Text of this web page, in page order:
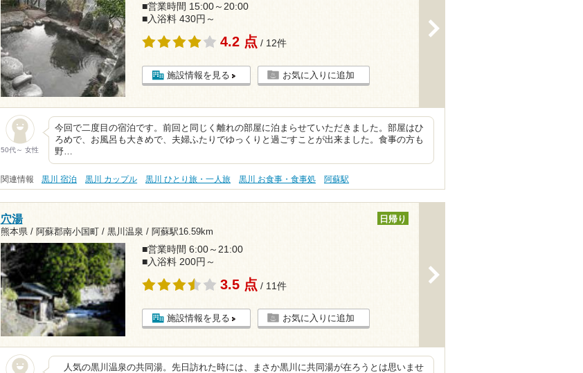
■営業時間 15:00～20:00
■入浴料 430円～
4.2 点 / 12件
施設情報を見る お気に入りに追加
50代～ 女性
今回で二度目の宿泊です。前回と同じく離れの部屋に泊まらせていただきました。部屋はひ
ろめで、お風呂も大きめで、夫婦ふたりでゆっくりと過ごすことが出来ました。食事の方も
野…
関連情報 黒川 宿泊 黒川 カップル 黒川 ひとり旅・一人旅 黒川 お食事・食事処 阿蘇駅
穴湯
熊本県 / 阿蘇郡南小国町 / 黒川温泉 / 阿蘇駅16.59km
日帰り
■営業時間 6:00～21:00
■入浴料 200円～
3.5 点 / 11件
施設情報を見る お気に入りに追加
人気の黒川温泉の共同湯。先日訪れた時には、まさか黒川に共同湯が在ろうとは思いませ